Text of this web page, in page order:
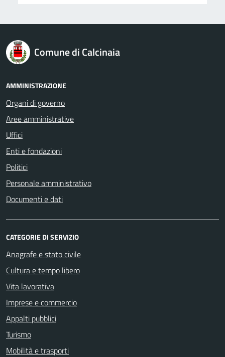
logo Unione Europea
Comune di Calcinaia
AMMINISTRAZIONE
Organi di governo
Aree amministrative
Uffici
Enti e fondazioni
Politici
Personale amministrativo
Documenti e dati
CATEGORIE DI SERVIZIO
Anagrafe e stato civile
Cultura e tempo libero
Vita lavorativa
Imprese e commercio
Appalti pubblici
Turismo
Mobilità e trasporti